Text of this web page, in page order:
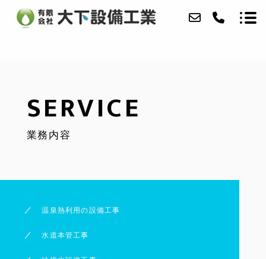
SERVICE
業務内容
温泉熱利用の設備工事
水道本管工事